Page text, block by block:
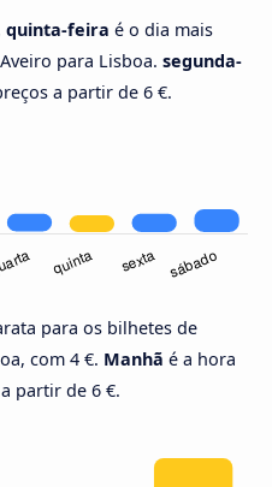
quinta-feira é o dia mais
para Lisboa. segunda-
a partir de 6 €.
para os bilhetes de
com 4 €. Manhã é a hora
partir de 6 €.